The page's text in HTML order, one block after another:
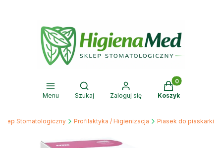
Menu
Otwórz wyszukiwarkę
Szukaj Zaloguj się
Produkty w
Koszyk
Stomatologiczny Profilaktyka / Higienizacja Piasek do piaskarki